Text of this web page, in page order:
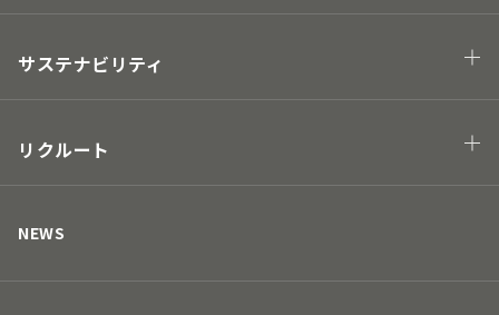
プロジェクト
Hawaii project
サステナビリティ
街の未来につながる
人の未来につながる
リクルート
募集要項
NEWS